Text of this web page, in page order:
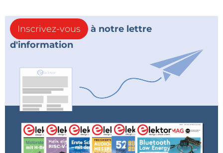
Inscrivez-vous
à notre lettre
d'information